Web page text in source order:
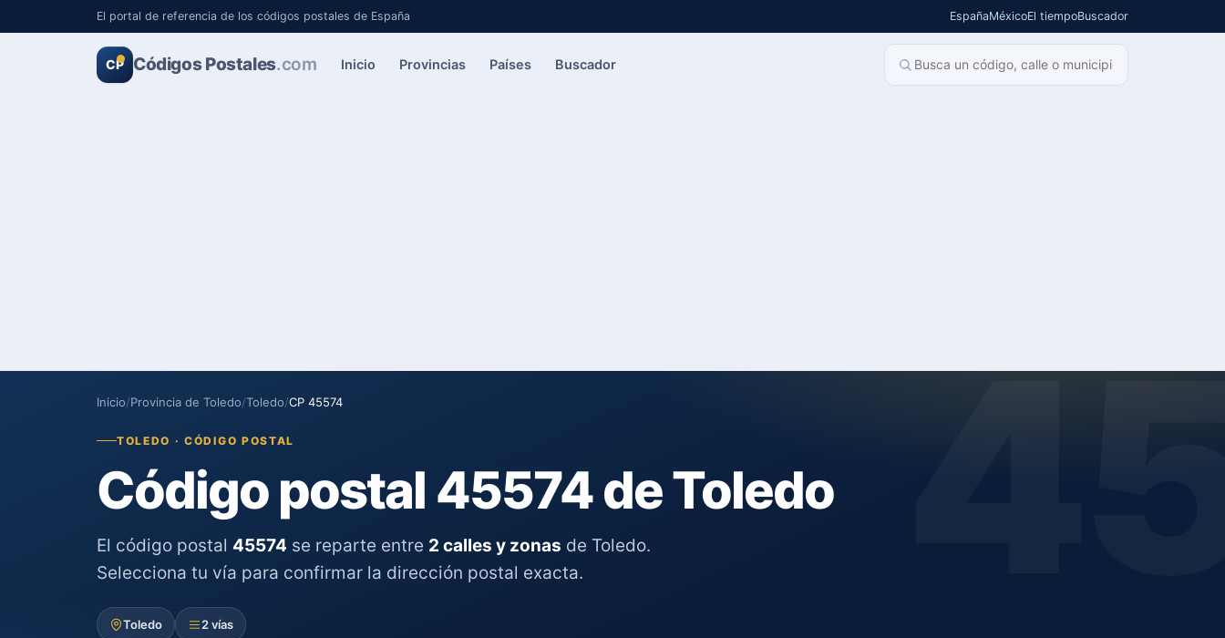
El portal de referencia de los códigos postales de España EspañaMéxicoEl tiempoBuscador
CP Códigos Postales.com Inicio Provincias Países Buscador
Inicio/Provincia de Toledo/Toledo/CP 45574
TOLEDO · CÓDIGO POSTAL
Código postal 45574 de Toledo
El código postal 45574 se reparte entre 2 calles y zonas de Toledo.
Selecciona tu vía para confirmar la dirección postal exacta.
Toledo 2 vías